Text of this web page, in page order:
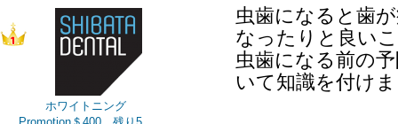
ホワイトニング
虫歯になると歯
なったりと良い
虫歯になる前の
いて知識を付け